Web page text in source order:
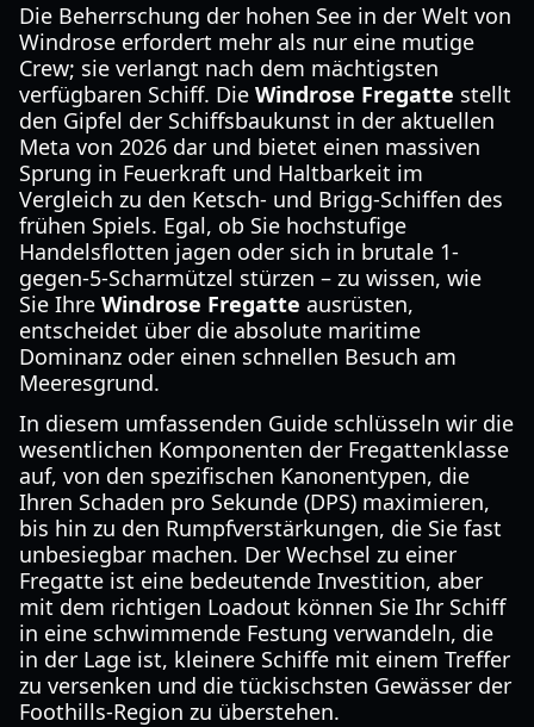
Die Beherrschung der hohen See in der Welt von
Windrose erfordert mehr als nur eine mutige
Crew; sie verlangt nach dem mächtigsten
verfügbaren Schiff. Die Windrose Fregatte stellt
den Gipfel der Schiffsbaukunst in der aktuellen
Meta von 2026 dar und bietet einen massiven
Sprung in Feuerkraft und Haltbarkeit im
Vergleich zu den Ketsch- und Brigg-Schiffen des
frühen Spiels. Egal, ob Sie hochstufige
Handelsflotten jagen oder sich in brutale 1-
gegen-5-Scharmützel stürzen – zu wissen, wie
Sie Ihre Windrose Fregatte ausrüsten,
entscheidet über die absolute maritime
Dominanz oder einen schnellen Besuch am
Meeresgrund.
In diesem umfassenden Guide schlüsseln wir die
wesentlichen Komponenten der Fregattenklasse
auf, von den spezifischen Kanonentypen, die
Ihren Schaden pro Sekunde (DPS) maximieren,
bis hin zu den Rumpfverstärkungen, die Sie fast
unbesiegbar machen. Der Wechsel zu einer
Fregatte ist eine bedeutende Investition, aber
mit dem richtigen Loadout können Sie Ihr Schiff
in eine schwimmende Festung verwandeln, die
in der Lage ist, kleinere Schiffe mit einem Treffer
zu versenken und die tückischsten Gewässer der
Foothills-Region zu überstehen.